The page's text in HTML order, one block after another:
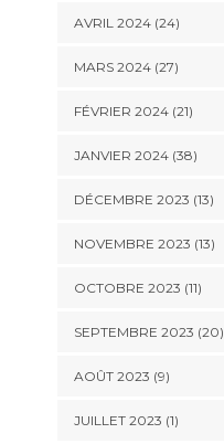
AVRIL 2024 (24)
MARS 2024 (27)
FÉVRIER 2024 (21)
JANVIER 2024 (38)
DÉCEMBRE 2023 (13)
NOVEMBRE 2023 (13)
OCTOBRE 2023 (11)
SEPTEMBRE 2023 (20)
AOÛT 2023 (9)
JUILLET 2023 (1)